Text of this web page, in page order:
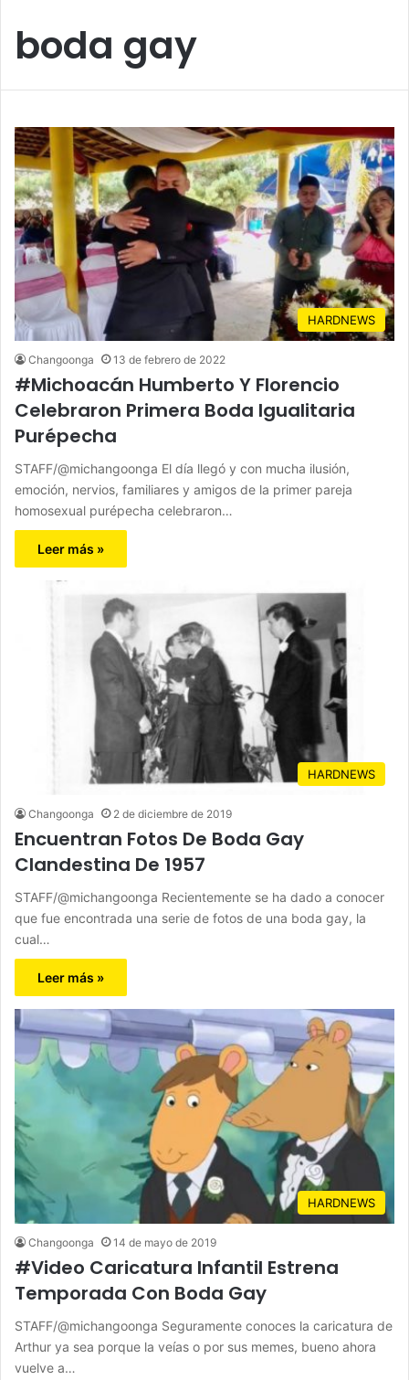
boda gay
HARDNEWS
Changoonga 13 de febrero de 2022
#Michoacán Humberto Y Florencio
Celebraron Primera Boda Igualitaria
Purépecha
STAFF/@michangoonga El día llegó y con mucha ilusión,
emoción, nervios, familiares y amigos de la primer pareja
homosexual purépecha celebraron…
Leer más »
HARDNEWS
Changoonga 2 de diciembre de 2019
Encuentran Fotos De Boda Gay
Clandestina De 1957
STAFF/@michangoonga Recientemente se ha dado a conocer
que fue encontrada una serie de fotos de una boda gay, la
cual…
Leer más »
HARDNEWS
Changoonga 14 de mayo de 2019
#Video Caricatura Infantil Estrena
Temporada Con Boda Gay
STAFF/@michangoonga Seguramente conoces la caricatura de
Arthur ya sea porque la veías o por sus memes, bueno ahora
vuelve a…